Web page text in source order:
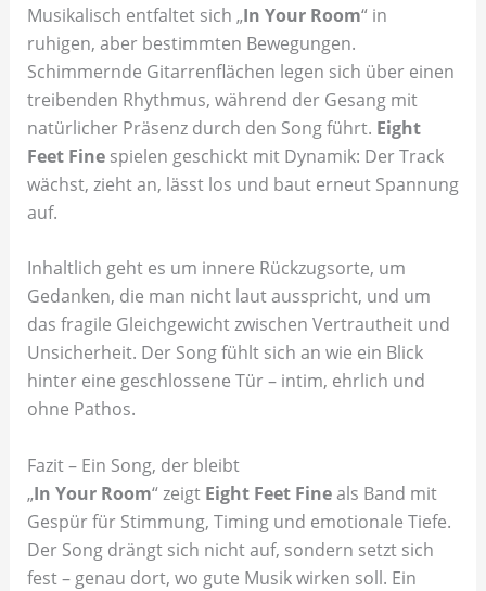
Musikalisch entfaltet sich „In Your Room“ in
ruhigen, aber bestimmten Bewegungen.
Schimmernde Gitarrenflächen legen sich über einen
treibenden Rhythmus, während der Gesang mit
natürlicher Präsenz durch den Song führt. Eight
Feet Fine spielen geschickt mit Dynamik: Der Track
wächst, zieht an, lässt los und baut erneut Spannung
auf.
Inhaltlich geht es um innere Rückzugsorte, um
Gedanken, die man nicht laut ausspricht, und um
das fragile Gleichgewicht zwischen Vertrautheit und
Unsicherheit. Der Song fühlt sich an wie ein Blick
hinter eine geschlossene Tür – intim, ehrlich und
ohne Pathos.
Fazit – Ein Song, der bleibt
„In Your Room“ zeigt Eight Feet Fineals Band mit
Gespür für Stimmung, Timing und emotionale Tiefe.
Der Song drängt sich nicht auf, sondern setzt sich
fest – genau dort, wo gute Musik wirken soll. Ein